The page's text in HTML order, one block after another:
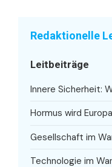
Redaktionelle
Leitbeiträge
Innere Sicherheit:
Hormus wird
Gesellschaft im
Technologie im